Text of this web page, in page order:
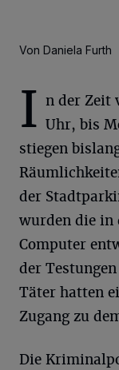
Von Daniela Furth
I n der Zeit
Uhr, bis
stiegen
der
wurden die in
Computer
der
Täter hatten
Zugang zu
Die